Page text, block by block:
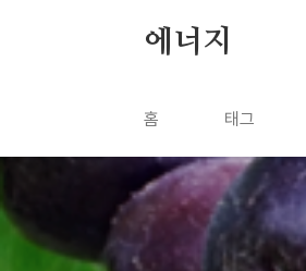
에너지
홈 태그